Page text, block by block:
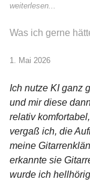
weiterlesen...
Was ich gerne
1. Mai 2026
Ich nutze KI ganz
und mir diese
relativ
vergaß ich, die
meine
erkannte sie
wurde ich